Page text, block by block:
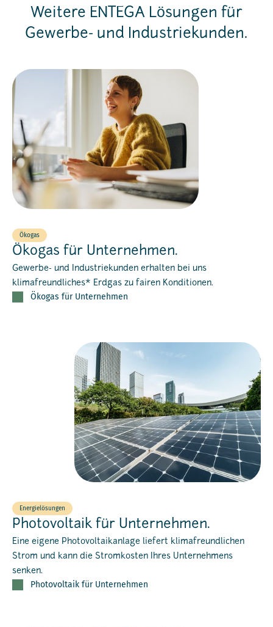
Weitere ENTEGA Lösungen für
Gewerbe- und Industriekunden.
Ökogas
Ökogas für Unternehmen.
Gewerbe- und Industriekunden erhalten bei uns
klimafreundliches* Erdgas zu fairen Konditionen.
Ökogas für Unternehmen
Energielösungen
Photovoltaik für Unternehmen.
Eine eigene Photovoltaikanlage liefert klimafreundlichen
Strom und kann die Stromkosten Ihres Unternehmens
senken.
Photovoltaik für Unternehmen